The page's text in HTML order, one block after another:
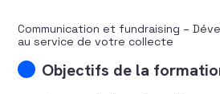
Communication et fundraising –
au service de votre collecte
Objectifs de la